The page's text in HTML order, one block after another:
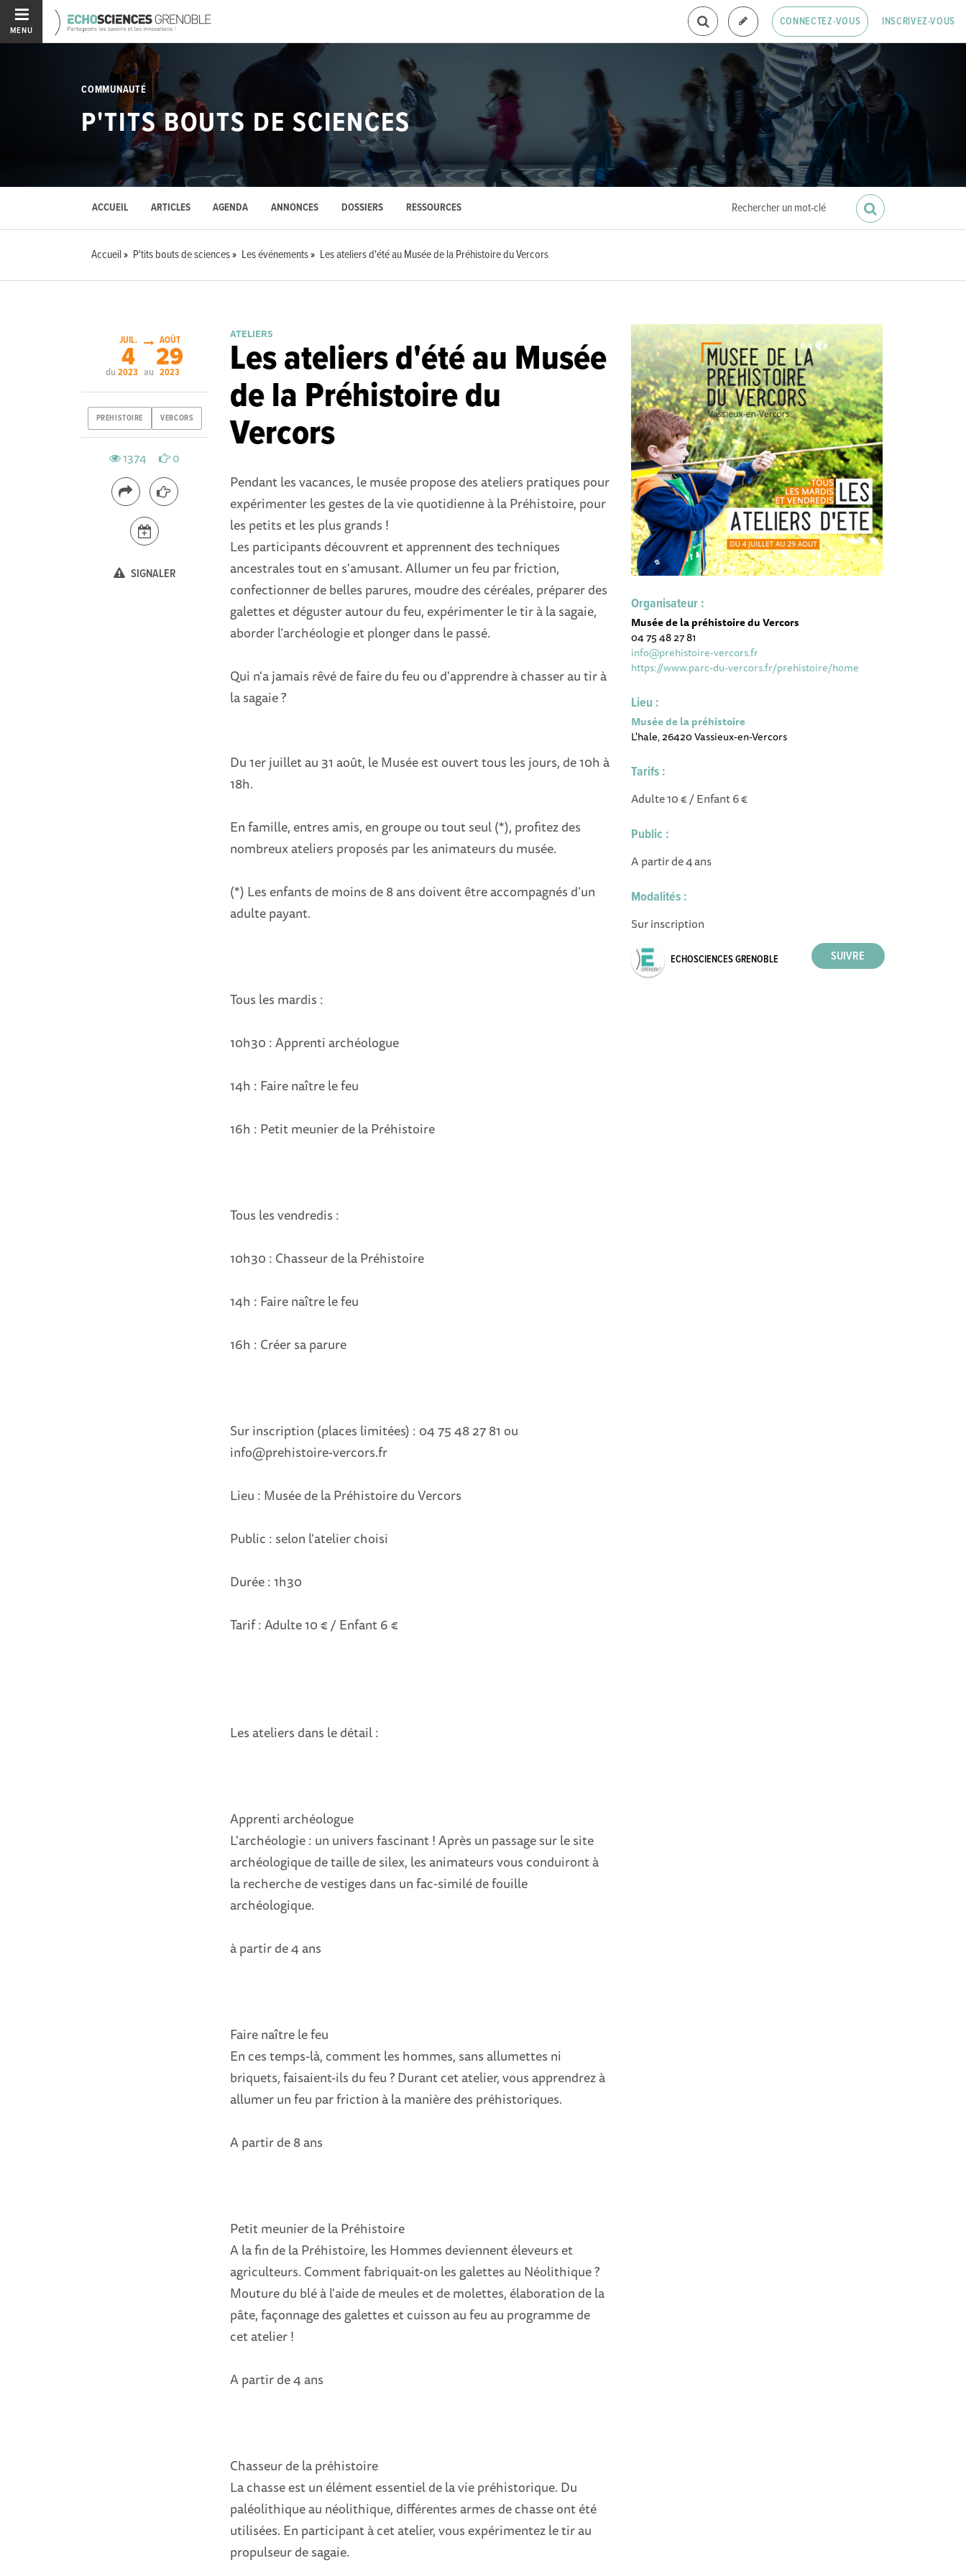
MENU
CONNECTEZ-VOUS INSCRIVEZ-VOUS
COMMUNAUTÉ
P'TITS BOUTS DE SCIENCES
ACCUEIL ARTICLES AGENDA ANNONCES DOSSIERS RESSOURCES
Accueil P'tits bouts de sciences Les événements Les ateliers d'été au Musée de la Préhistoire du Vercors
ATELIERS
Les ateliers d'été au Musée
de la Préhistoire du
Vercors
Pendant les vacances, le musée propose des ateliers pratiques pour
expérimenter les gestes de la vie quotidienne à la Préhistoire, pour
les petits et les plus grands !
Les participants découvrent et apprennent des techniques
ancestrales tout en s'amusant. Allumer un feu par friction,
confectionner de belles parures, moudre des céréales, préparer des
galettes et déguster autour du feu, expérimenter le tir à la sagaie,
aborder l’archéologie et plonger dans le passé.
Qui n'a jamais rêvé de faire du feu ou d'apprendre à chasser au tir à
la sagaie ?
Du 1er juillet au 31 août, le Musée est ouvert tous les jours, de 10h à
18h.
En famille, entres amis, en groupe ou tout seul (*), profitez des
nombreux ateliers proposés par les animateurs du musée.
(*) Les enfants de moins de 8 ans doivent être accompagnés d’un
adulte payant.
Tous les mardis :
10h30 : Apprenti archéologue
14h : Faire naître le feu
16h : Petit meunier de la Préhistoire
Tous les vendredis :
10h30 : Chasseur de la Préhistoire
14h : Faire naître le feu
16h : Créer sa parure
Sur inscription (places limitées) : 04 75 48 27 81 ou
info@prehistoire-vercors.fr
Lieu : Musée de la Préhistoire du Vercors
Public : selon l'atelier choisi
Durée : 1h30
Tarif : Adulte 10 € / Enfant 6 €
Les ateliers dans le détail :
Apprenti archéologue
L'archéologie : un univers fascinant ! Après un passage sur le site
archéologique de taille de silex, les animateurs vous conduiront à
la recherche de vestiges dans un fac-similé de fouille
archéologique.
à partir de 4 ans
Faire naître le feu
En ces temps-là, comment les hommes, sans allumettes ni
briquets, faisaient-ils du feu ? Durant cet atelier, vous apprendrez à
allumer un feu par friction à la manière des préhistoriques.
A partir de 8 ans
Petit meunier de la Préhistoire
A la fin de la Préhistoire, les Hommes deviennent éleveurs et
agriculteurs. Comment fabriquait-on les galettes au Néolithique ?
Mouture du blé à l'aide de meules et de molettes, élaboration de la
pâte, façonnage des galettes et cuisson au feu au programme de
cet atelier !
A partir de 4 ans
Chasseur de la préhistoire
La chasse est un élément essentiel de la vie préhistorique. Du
paléolithique au néolithique, différentes armes de chasse ont été
utilisées. En participant à cet atelier, vous expérimentez le tir au
propulseur de sagaie.
Organisateur :
Musée de la préhistoire du Vercors
04 75 48 27 81
info@prehistoire-vercors.fr
https://www.parc-du-vercors.fr/prehistoire/home
Lieu :
Musée de la préhistoire
L'hale, 26420 Vassieux-en-Vercors
Tarifs :
Adulte 10 € / Enfant 6 €
Public :
A partir de 4 ans
Modalités :
Sur inscription
ECHOSCIENCES GRENOBLE
du
JUIL.
4
2023 au
AOÛT
29
2023
PREHISTOIRE VERCORS
1374 0
SIGNALER